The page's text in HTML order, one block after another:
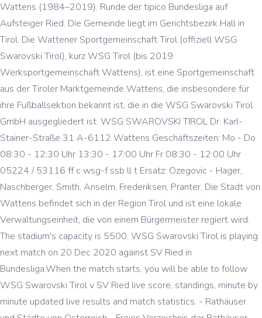
Wattens (1984–2019). Runde der tipico Bundesliga auf
Aufsteiger Ried. Die Gemeinde liegt im Gerichtsbezirk Hall in
Tirol. Die Wattener Sportgemeinschaft Tirol (offiziell WSG
Swarovski Tirol), kurz WSG Tirol (bis 2019
Werksportgemeinschaft Wattens), ist eine Sportgemeinschaft
aus der Tiroler Marktgemeinde Wattens, die insbesondere für
ihre Fußballsektion bekannt ist, die in die WSG Swarovski Tirol
GmbH ausgegliedert ist. WSG SWAROVSKI TIROL Dr. Karl-
Stainer-Straße 31 A-6112 Wattens Geschäftszeiten: Mo - Do
08:30 - 12:30 Uhr 13:30 - 17:00 Uhr Fr 08:30 - 12:00 Uhr
05224 / 53116 ff c wsg-f ssb ll t Ersatz: Ozegovic - Hager,
Naschberger, Smith, Anselm, Frederiksen, Pranter. Die Stadt von
Wattens befindet sich in der Region Tirol und ist eine lokale
Verwaltungseinheit, die von einem Bürgermeister regiert wird.
The stadium's capacity is 5500. WSG Swarovski Tirol is playing
next match on 20 Dec 2020 against SV Ried in
Bundesliga.When the match starts, you will be able to follow
WSG Swarovski Tirol v SV Ried live score, standings, minute by
minute updated live results and match statistics. - Rathäuser